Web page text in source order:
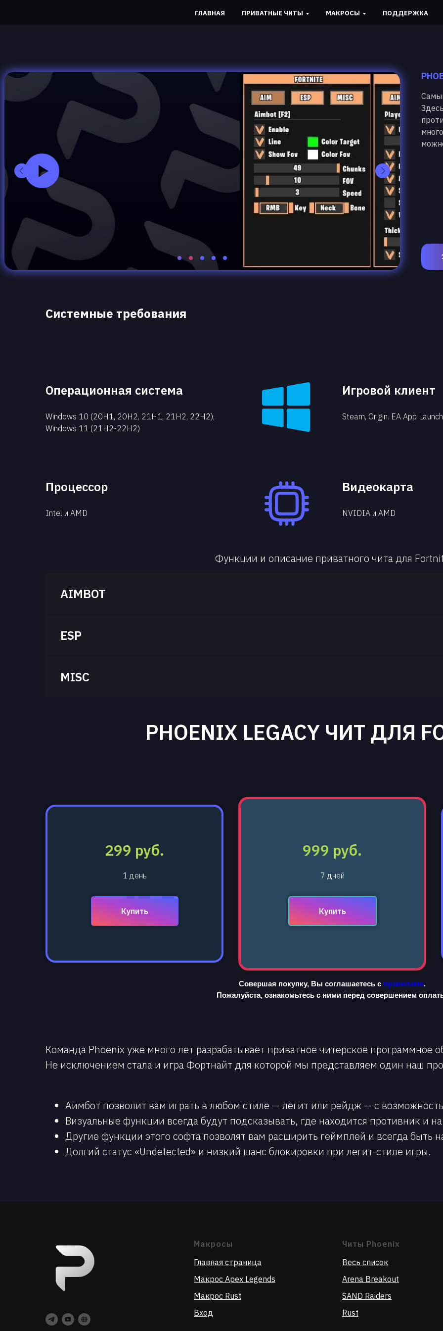
ГЛАВНАЯ ПРИВАТНЫЕ ЧИТЫ МАКРОСЫ ПОДДЕРЖКА
Системные требования
Операционная система
Windows 10 (20H1, 20H2, 21H1, 21H2, 22H2),
Windows 11 (21H2-22H2)
Игровой клиент
Steam, Origin. EA App
Процессор
Intel и AMD
Видеокарта
NVIDIA и AMD
Функции и описание приватного чита для
AIMBOT
ESP
MISC
PHOENIX LEGACY ЧИТ ДЛЯ
299 руб.
1 день
Купить
999 руб.
7 дней
Купить
Совершая покупку, Вы соглашаетесь с правилами.
Пожалуйста, ознакомьтесь с ними перед совершением
Команда Phoenix уже много лет разрабатывает приватное читерское программное
Не исключением стала и игра Фортнайт для которой мы представляем один наш
Аимбот позволит вам играть в любом стиле — легит или рейдж — с
Визуальные функции всегда будут подсказывать, где находится противник и
Другие функции этого софта позволят вам расширить геймплей и всегда быть
Долгий статус «Undetected» и низкий шанс блокировки при легит-стиле игры.
Макросы
Главная страница
Макрос Apex Legends
Макрос Rust
Вход
Читы Phoenix
Весь список
Arena Breakout
SAND Raiders
Rust